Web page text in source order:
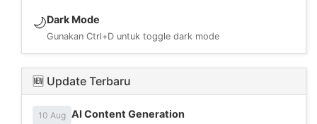
🌙Dark Mode
Gunakan Ctrl+D untuk toggle dark mode
🆕 Update Terbaru
10 Aug AI Content Generation